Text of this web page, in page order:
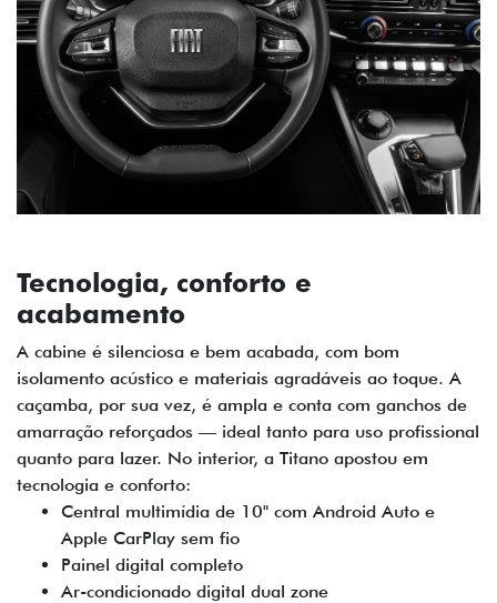
Tecnologia, conforto e
acabamento
A cabine é silenciosa e bem acabada, com bom
isolamento acústico e materiais agradáveis ao toque. A
caçamba, por sua vez, é ampla e conta com ganchos de
amarração reforçados — ideal tanto para uso profissional
quanto para lazer. No interior, a Titano apostou em
tecnologia e conforto:
Central multimídia de 10" com Android Auto e
Apple CarPlay sem fio
Painel digital completo
Ar-condicionado digital dual zone